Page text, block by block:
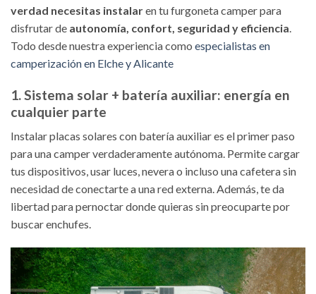
verdad necesitas instalaren tu furgoneta camper para
disfrutar de autonomía, confort, seguridad y eficiencia.
Todo desde nuestra experiencia como especialistas en
camperización en Elche y Alicante
1. Sistema solar + batería auxiliar: energía en
cualquier parte
Instalar placas solares con batería auxiliar es el primer paso
para una camper verdaderamente autónoma. Permite cargar
tus dispositivos, usar luces, nevera o incluso una cafetera sin
necesidad de conectarte a una red externa. Además, te da
libertad para pernoctar donde quieras sin preocuparte por
buscar enchufes.